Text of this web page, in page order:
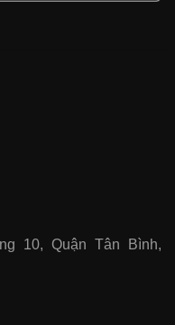
10, Quận Tân Bình,